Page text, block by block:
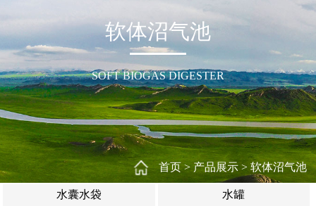
首页>产品展示> 软体沼气池
软体沼气池
SOFT BIOGAS DIGESTER
水囊水袋
水罐